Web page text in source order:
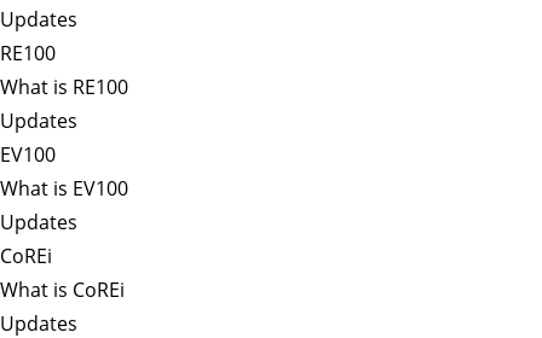
Updates
RE100
What is RE100
Updates
EV100
What is EV100
Updates
CoREi
What is CoREi
Updates